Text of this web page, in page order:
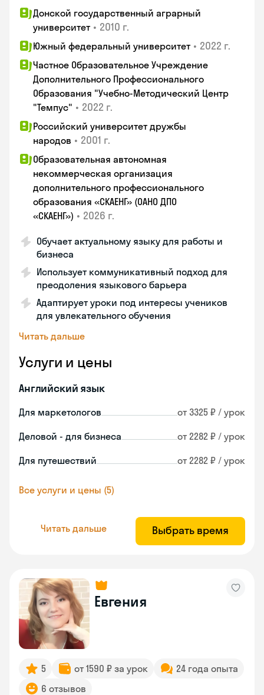
Донской государственный аграрный
университет • 2010 г.
Южный федеральный университет • 2022 г.
Частное Образовательное Учреждение
Дополнительного Профессионального
Образования "Учебно-Методический Центр
"Темпус" • 2022 г.
Российский университет дружбы
народов • 2001 г.
Образовательная автономная
некоммерческая организация
дополнительного профессионального
образования «СКАЕНГ» (ОАНО ДПО
«СКАЕНГ») • 2026 г.
Обучает актуальному языку для работы и
бизнеса
Использует коммуникативный подход для
преодоления языкового барьера
Адаптирует уроки под интересы учеников
для увлекательного обучения
Читать дальше
Услуги и цены
Английский язык
Для маркетологов от 3325 ₽ / урок
Деловой - для бизнеса от 2282 ₽ / урок
Для путешествий от 2282 ₽ / урок
Все услуги и цены (5)
Читать дальше Выбрать время
Евгения
5 от 1590 ₽ за урок
24 года опыта
6 отзывов